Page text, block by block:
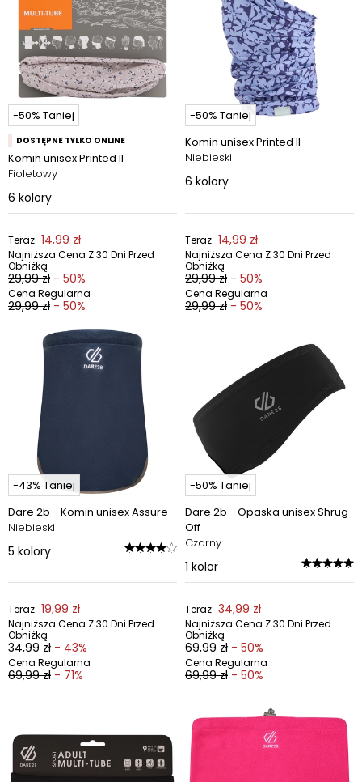
-50% Taniej
DOSTĘPNE TYLKO ONLINE
Komin unisex Printed II
Fioletowy
6 kolory
Teraz 14,99 zł
Najniższa Cena Z 30 Dni Przed
Obniżką
29,99 zł - 50%
Cena Regularna
29,99 zł - 50%
-50% Taniej
Komin unisex Printed II
Niebieski
6 kolory
Teraz 14,99 zł
Najniższa Cena Z 30 Dni Przed
Obniżką
29,99 zł - 50%
Cena Regularna
29,99 zł - 50%
-43% Taniej
Dare 2b - Komin unisex Assure
Niebieski
5 kolory
Teraz 19,99 zł
Najniższa Cena Z 30 Dni Przed
Obniżką
34,99 zł - 43%
Cena Regularna
69,99 zł - 71%
-50% Taniej
Dare 2b - Opaska unisex Shrug
Off
Czarny
1 kolor
Teraz 34,99 zł
Najniższa Cena Z 30 Dni Przed
Obniżką
69,99 zł - 50%
Cena Regularna
69,99 zł - 50%